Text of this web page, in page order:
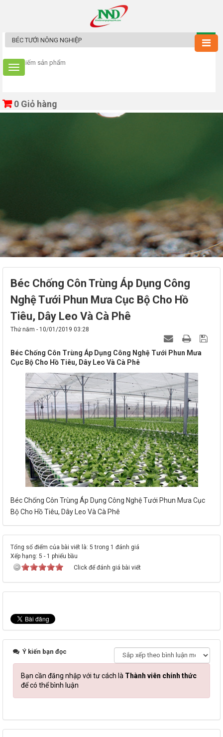
0 Giỏ hàng
Béc Chống Côn Trùng Áp Dụng Công
Nghệ Tưới Phun Mưa Cục Bộ Cho Hồ
Tiêu, Dây Leo Và Cà Phê
Thứ năm - 10/01/2019 03:28
Béc Chống Côn Trùng Áp Dụng Công Nghệ Tưới Phun Mưa
Cục Bộ Cho Hồ Tiêu, Dây Leo Và Cà Phê
Béc Chống Côn Trùng Áp Dụng Công Nghệ Tưới Phun Mưa Cục
Bộ Cho Hồ Tiêu, Dây Leo Và Cà Phê
Tổng số điểm của bài viết là: 5 trong 1 đánh giá
Xếp hạng: 5 - 1 phiếu bầu
Click để đánh giá bài viết
Ý kiến bạn đọc
Bạn cần đăng nhập với tư cách là Thành viên chính thức
để có thể bình luận